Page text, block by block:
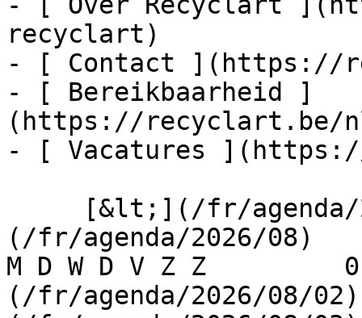
recyclart)
- [ Contact ](https://
- [ Bereikbaarheid ]
(https://recyclart.be/
- [ Vacatures
(/fr/agenda/2026/08)
M D W D V Z Z
(/fr/agenda/2026/08/